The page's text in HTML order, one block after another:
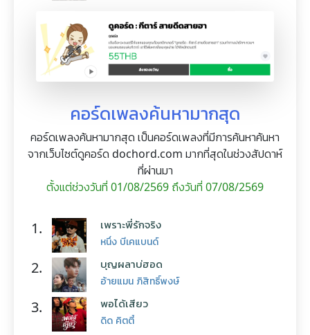
คอร์ดเพลงค้นหามากสุด
คอร์ดเพลงค้นหามากสุด เป็นคอร์ดเพลงที่มีการค้นหาค้นหา
จากเว็บไซต์ดูคอร์ด dochord.com มากที่สุดในช่วงสัปดาห์
ที่ผ่านมา
ตั้งแต่ช่วงวันที่ 01/08/2569 ถึงวันที่ 07/08/2569
1. เพราะพี่รักจริง
หนึ่ง บีเคแบนด์
2. บุญผลาบ่ฮอด
อ้ายแมน ภิสิทธิ์พงษ์
3. พอได้เสียว
ดิด คิตตี้